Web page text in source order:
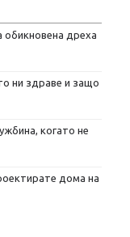
обикновена дреха
ни здраве и защо
когато не
дома на